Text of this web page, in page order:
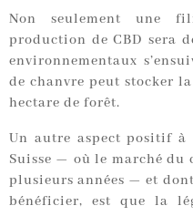
Non seulement une
production de CBD sera
environnementaux
de chanvre peut stocker
hectare de forêt.
Un autre aspect positif à
Suisse — où le marché du
plusieurs années — et
bénéficier, est que la